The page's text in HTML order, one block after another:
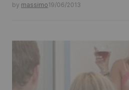
by massimo19/06/2013